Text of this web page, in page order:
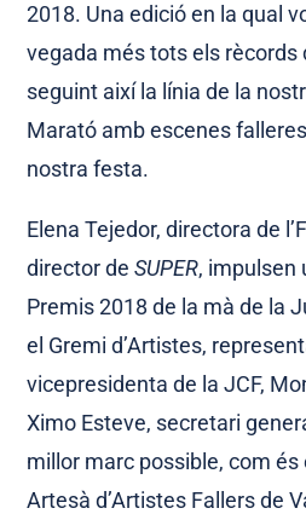
2018. Una edició en la qual
vegada més tots els rècords
seguint així la línia de la
Marató amb escenes
nostra festa.
Elena Tejedor, directora de
director deSUPER, impulsen
Premis 2018 de la mà de la
el Gremi d’Artistes,
vicepresidenta de la JCF,
Ximo Esteve, secretari
millor marc possible, com és
Artesà d’Artistes Fallers de